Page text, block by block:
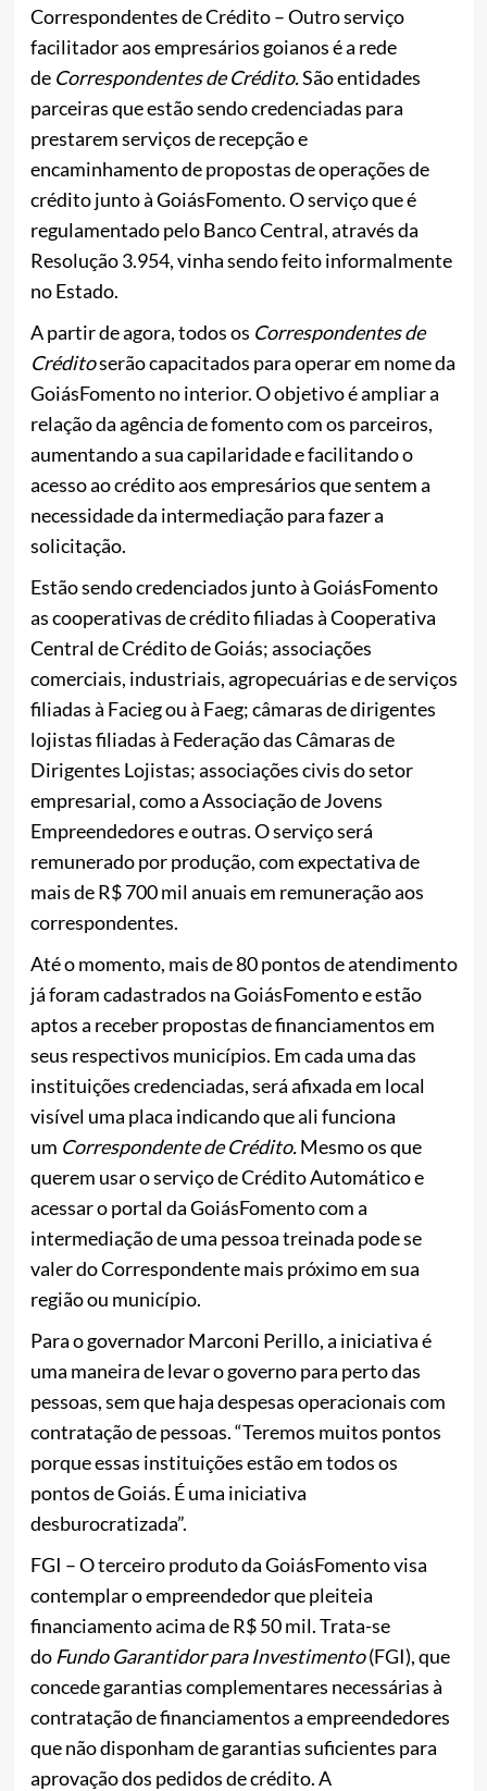
Correspondentes de Crédito – Outro serviço
facilitador aos empresários goianos é a rede
de Correspondentes de Crédito.São entidades
parceiras que estão sendo credenciadas para
prestarem serviços de recepção e
encaminhamento de propostas de operações de
crédito junto à GoiásFomento. O serviço que é
regulamentado pelo Banco Central, através da
Resolução 3.954, vinha sendo feito informalmente
no Estado.
A partir de agora, todos os Correspondentes de
Créditoserão capacitados para operar em nome da
GoiásFomento no interior. O objetivo é ampliar a
relação da agência de fomento com os parceiros,
aumentando a sua capilaridade e facilitando o
acesso ao crédito aos empresários que sentem a
necessidade da intermediação para fazer a
solicitação.
Estão sendo credenciados junto à GoiásFomento
as cooperativas de crédito filiadas à Cooperativa
Central de Crédito de Goiás; associações
comerciais, industriais, agropecuárias e de serviços
filiadas à Facieg ou à Faeg; câmaras de dirigentes
lojistas filiadas à Federação das Câmaras de
Dirigentes Lojistas; associações civis do setor
empresarial, como a Associação de Jovens
Empreendedores e outras. O serviço será
remunerado por produção, com expectativa de
mais de R$ 700 mil anuais em remuneração aos
correspondentes.
Até o momento, mais de 80 pontos de atendimento
já foram cadastrados na GoiásFomento e estão
aptos a receber propostas de financiamentos em
seus respectivos municípios. Em cada uma das
instituições credenciadas, será afixada em local
visível uma placa indicando que ali funciona
um Correspondente de Crédito.Mesmo os que
querem usar o serviço de Crédito Automático e
acessar o portal da GoiásFomento com a
intermediação de uma pessoa treinada pode se
valer do Correspondente mais próximo em sua
região ou município.
Para o governador Marconi Perillo, a iniciativa é
uma maneira de levar o governo para perto das
pessoas, sem que haja despesas operacionais com
contratação de pessoas. “Teremos muitos pontos
porque essas instituições estão em todos os
pontos de Goiás. É uma iniciativa
desburocratizada”.
FGI – O terceiro produto da GoiásFomento visa
contemplar o empreendedor que pleiteia
financiamento acima de R$ 50 mil. Trata-se
do Fundo Garantidor para Investimento(FGI), que
concede garantias complementares necessárias à
contratação de financiamentos a empreendedores
que não disponham de garantias suficientes para
aprovação dos pedidos de crédito. A